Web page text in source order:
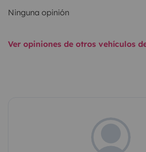
Ninguna opinión
Ver opiniones de otros vehículos